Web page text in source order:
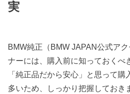
実
BMW純正（BMW JAPAN公式ア
ナーには、購入前に知っておくべ
「純正品だから安心」と思って
多いため、しっかり把握しておき